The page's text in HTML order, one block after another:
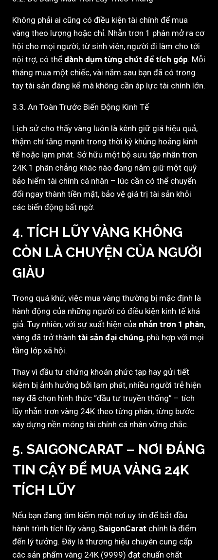
Không phải ai cũng có điều kiện tài chính để mua
vàng theo lượng hoặc chỉ. Nhẫn trơn 1 phân mở ra cơ
hội cho mọi người, từ sinh viên, người đi làm cho tới
nội trợ, có thể dành dụm từng chút để tích góp. Mỗi
tháng mua một chiếc, vài năm sau bạn đã có trong
tay tài sản đáng kể mà không cần áp lực tài chính lớn.
3.3. An Toàn Trước Biến Động Kinh Tế
Lịch sử cho thấy vàng luôn là kênh giữ giá hiệu quả,
thậm chí tăng mạnh trong thời kỳ khủng hoảng kinh
tế hoặc lạm phát. Sở hữu một bộ sưu tập nhẫn trơn
24K 1 phân chẳng khác nào đang nắm giữ một quỹ
bảo hiểm tài chính cá nhân – lúc cần có thể chuyển
đổi ngay thành tiền mặt, bảo vệ giá trị tài sản khỏi
các biến động bất ngờ.
4. TÍCH LŨY VÀNG KHÔNG
CÒN LÀ CHUYỆN CỦA NGƯỜI
GIÀU
Trong quá khứ, việc mua vàng thường bị mặc định là
hành động của những người có điều kiện kinh tế khá
giả. Tuy nhiên, với sự xuất hiện của nhẫn trơn 1 phân,
vàng đã trở thành tài sản đại chúng, phù hợp với mọi
tầng lớp xã hội.
Thay vì đầu tư chứng khoán phức tạp hay gửi tiết
kiệm bị ảnh hưởng bởi lạm phát, nhiều người trẻ hiện
nay đã chọn hình thức “đầu tư truyền thống” – tích
lũy nhẫn trơn vàng 24K theo từng phân, từng bước
xây dựng nền móng tài chính cá nhân vững chắc.
5. SAIGONCARAT – NƠI ĐÁNG
TIN CẬY ĐỂ MUA VÀNG 24K
TÍCH LŨY
Nếu bạn đang tìm kiếm một nơi uy tín để bắt đầu
hành trình tích lũy vàng, SaigonCarat chính là điểm
đến lý tưởng. Đây là thương hiệu chuyên cung cấp
các sản phẩm vàng 24K (9999) đạt chuẩn chất